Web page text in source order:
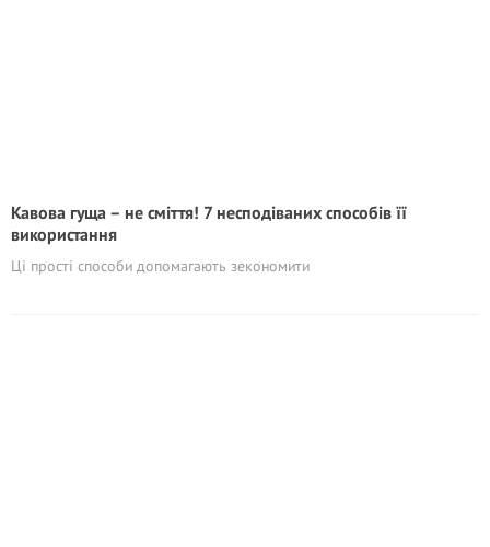
Кавова гуща – не сміття! 7 несподіваних способів її
використання
Ці прості способи допомагають зекономити